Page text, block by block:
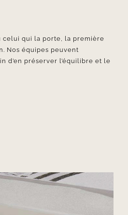
celui qui la porte, la première
Nos équipes peuvent
d’en préserver l’équilibre et le